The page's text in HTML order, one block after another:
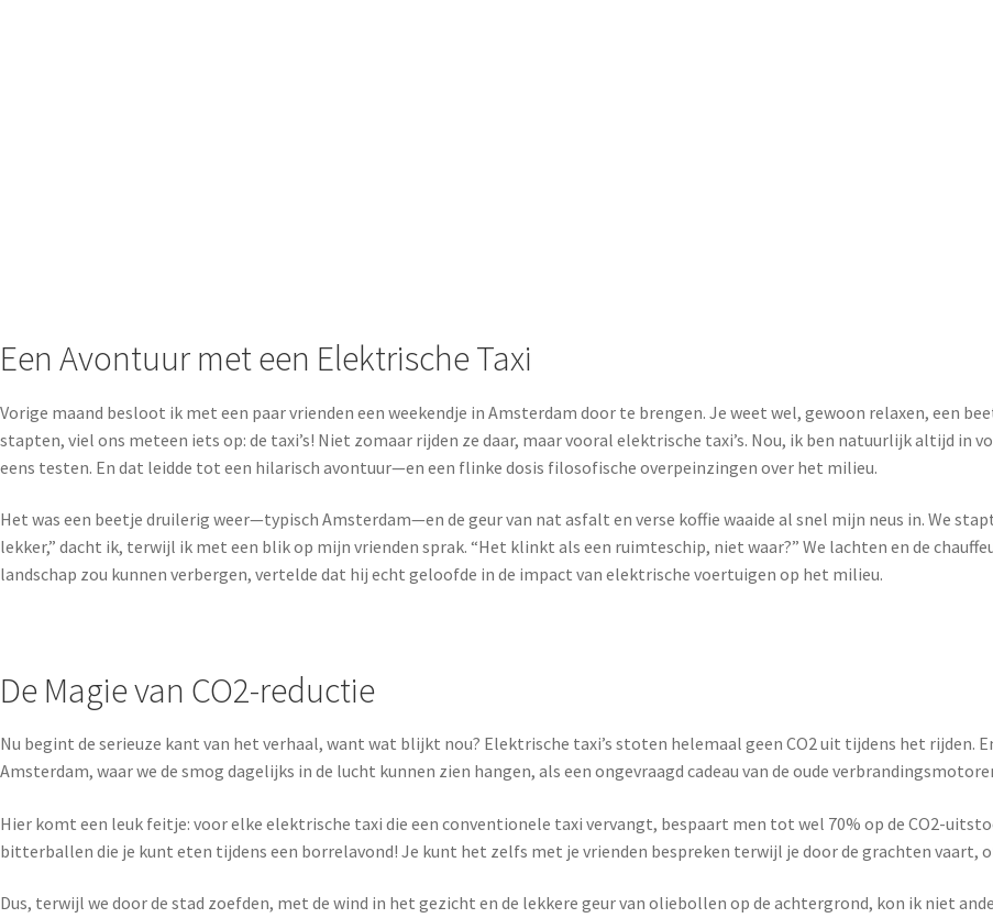
Een Avontuur met een Elektrische Taxi
Vorige maand besloot ik met een paar vrienden een weekendje in Amsterdam door te brengen. Je weet wel, gewoon relaxen, een
stapten, viel ons meteen iets op: de taxi’s! Niet zomaar rijden ze daar, maar vooral elektrische taxi’s. Nou, ik ben natuurlijk altijd in
eens testen. En dat leidde tot een hilarisch avontuur—en een flinke dosis filosofische overpeinzingen over het milieu.
Het was een beetje druilerig weer—typisch Amsterdam—en de geur van nat asfalt en verse koffie waaide al snel mijn neus in. We
lekker,” dacht ik, terwijl ik met een blik op mijn vrienden sprak. “Het klinkt als een ruimteschip, niet waar?” We lachten en de
landschap zou kunnen verbergen, vertelde dat hij echt geloofde in de impact van elektrische voertuigen op het milieu.
De Magie van CO2-reductie
Nu begint de serieuze kant van het verhaal, want wat blijkt nou? Elektrische taxi’s stoten helemaal geen CO2 uit tijdens het rijden.
Amsterdam, waar we de smog dagelijks in de lucht kunnen zien hangen, als een ongevraagd cadeau van de oude
Hier komt een leuk feitje: voor elke elektrische taxi die een conventionele taxi vervangt, bespaart men tot wel 70% op de CO2-
bitterballen die je kunt eten tijdens een borrelavond! Je kunt het zelfs met je vrienden bespreken terwijl je door de grachten vaart,
Dus, terwijl we door de stad zoefden, met de wind in het gezicht en de lekkere geur van oliebollen op de achtergrond, kon ik niet